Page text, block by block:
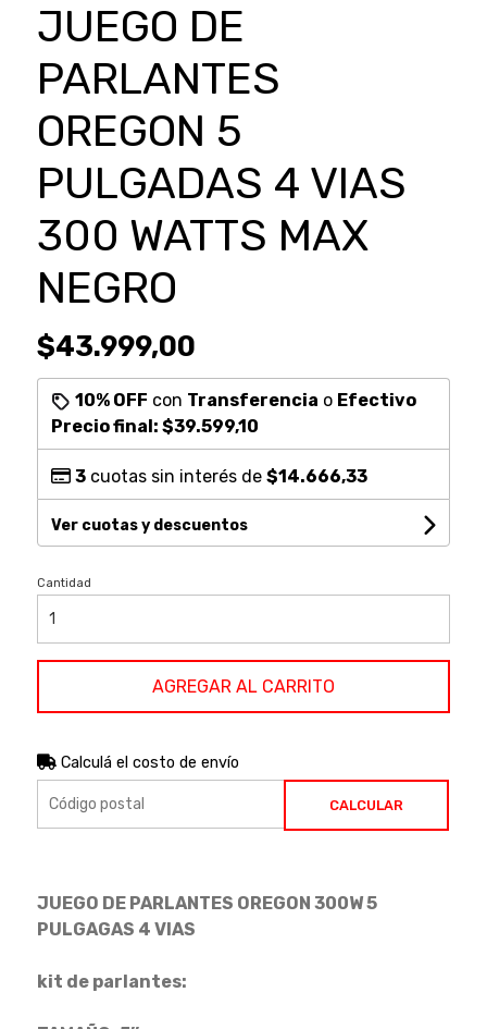
JUEGO DE
PARLANTES
OREGON 5
PULGADAS 4 VIAS
300 WATTS MAX
NEGRO
$43.999,00
10% OFF con Transferencia o Efectivo
Precio final: $39.599,10
3cuotas sin interés de $14.666,33
Ver cuotas y descuentos
Cantidad
AGREGAR AL CARRITO
Calculá el costo de envío
CALCULAR
JUEGO DE PARLANTES OREGON 300W 5
PULGAGAS 4 VIAS
kit de parlantes: